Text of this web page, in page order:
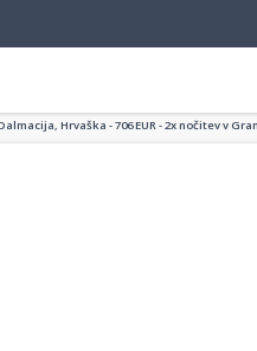
Hrvaška - 706 EUR - 2x nočitev v